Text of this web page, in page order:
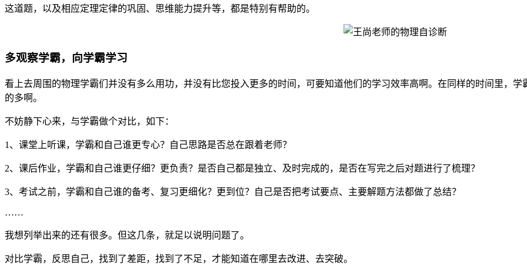
这道题，以及相应定理定律的巩固、思维能力提升等，都是特别有帮助的。
多观察学霸，向学霸学习
看上去周围的物理学霸们并没有多么用功，并没有比您投入更多的时间，可要知道他们的学习效率高啊。在同样的时间里，
的多啊。
不妨静下心来，与学霸做个对比，如下：
1、课堂上听课，学霸和自己谁更专心？自己思路是否总在跟着老师？
2、课后作业，学霸和自己谁更仔细？更负责？是否自己都是独立、及时完成的，是否在写完之后对题进行了梳理？
3、考试之前，学霸和自己谁的备考、复习更细化？更到位？自己是否把考试要点、主要解题方法都做了总结？
……
我想列举出来的还有很多。但这几条，就足以说明问题了。
对比学霸，反思自己，找到了差距，找到了不足，才能知道在哪里去改进、去突破。